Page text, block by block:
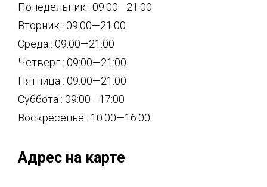
Понедельник : 09:00—21:00
Вторник : 09:00—21:00
Среда : 09:00—21:00
Четверг : 09:00—21:00
Пятница : 09:00—21:00
Суббота : 09:00—17:00
Воскресенье : 10:00—16:00
Адрес на карте